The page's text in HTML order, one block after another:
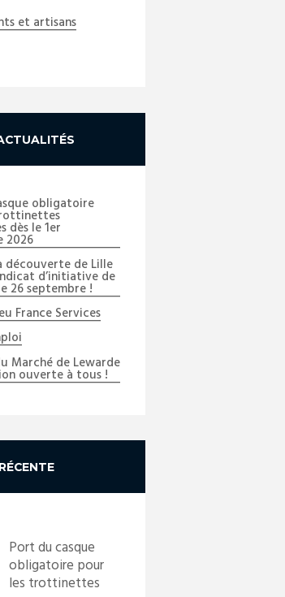
et artisans
obligatoire
dès le 1er
2026
découverte de Lille
d’initiative de
26 septembre !
France Services
Marché de Lewarde
ouverte à tous !
Port du casque
obligatoire pour
les trottinettes